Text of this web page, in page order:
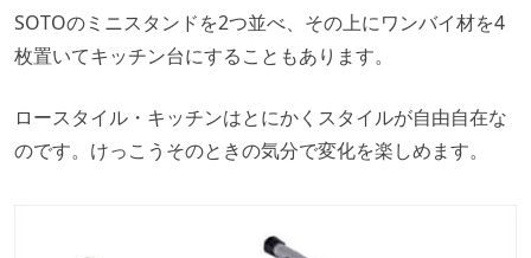
SOTOのミニスタンドを2つ並べ、その上にワンバイ材を4
枚置いてキッチン台にすることもあります。
ロースタイル・キッチンはとにかくスタイルが自由自在な
のです。けっこうそのときの気分で変化を楽しめます。